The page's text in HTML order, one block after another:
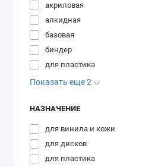
акриловая
алкидная
базовая
биндер
для пластика
Показать еще 2
НАЗНАЧЕНИЕ
для винила и кожи
для дисков
для пластика